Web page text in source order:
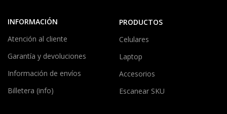
INFORMACIÓN
Atención al cliente
Garantía y devoluciones
Información de envíos
Billetera (info)
PRODUCTOS
Celulares
Laptop
Accesorios
Escanear SKU